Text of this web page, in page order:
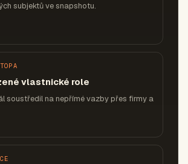
subjektů ve snapshotu.
vlastnické role
soustředil na nepřímé vazby přes firmy a